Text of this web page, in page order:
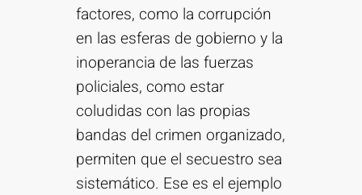
factores, como la corrupción
en las esferas de gobierno y la
inoperancia de las fuerzas
policiales, como estar
coludidas con las propias
bandas del crimen organizado,
permiten que el secuestro sea
sistemático. Ese es el ejemplo